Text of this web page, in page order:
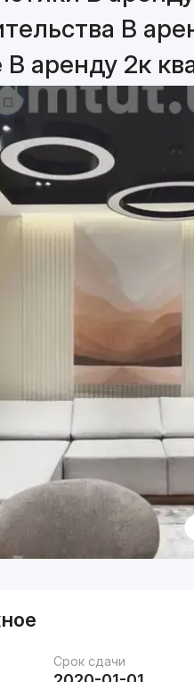
В
аренду 2к
Срок сдачи